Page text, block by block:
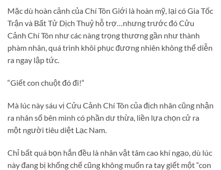
Mặc dù hoàn cảnh của Chí Tôn Giới là hoàn mỹ, lại có Gia Tốc
Trận và Bất Tử Dịch Thuỷ hỗ trợ…nhưng trước đó Cửu
Cảnh Chí Tôn như các nàng trọng thương gần như thành
phàm nhân, quá trình khôi phục đương nhiên không thể diễn
ra ngay lập tức.
“Giết con chuột đó đi!”
Mà lúc này sáu vị Cửu Cảnh Chí Tôn của địch nhân cũng nhận
ra nhân số bên mình có phần dư thừa, liền lựa chọn cử ra
một người tiêu diệt Lạc Nam.
Chỉ bất quá bọn hắn đều là nhân vật tâm cao khí ngạo, dù lúc
này đang bị khống chế cũng không muốn ra tay giết một “con